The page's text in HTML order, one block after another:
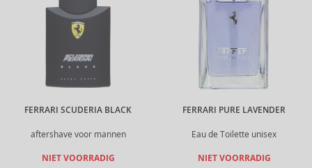
FERRARI SCUDERIA BLACK
aftershave voor mannen
NIET VOORRADIG
FERRARI PURE LAVENDER
Eau de Toilette unisex
NIET VOORRADIG